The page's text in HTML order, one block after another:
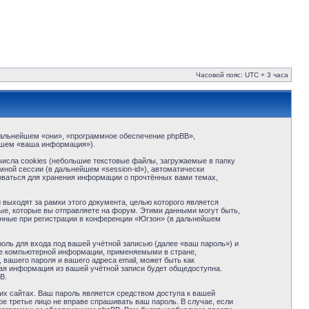
Часовой пояс: UTC + 3 часа
«они», «программное обеспечение phpBB»,
«ваша информация»).
cookies (небольшие текстовые файлы, загружаемые в папку
сессии (в дальнейшем «session-id»), автоматически
для хранения информации о прочтённых вами темах,
за рамки этого документа, целью которого является
которые вы отправляете на форум. Этими данными могут быть,
при регистрации в конференции «Югзон» (в дальнейшем
для входа под вашей учётной записью (далее «ваш пароль») и
компьютерной информации, применяемыми в стране,
пароля и вашего адреса email, может быть как
информация из вашей учётной записи будет общедоступна.
сайтах. Ваш пароль является средством доступа к вашей
третье лицо не вправе спрашивать ваш пароль. В случае, если